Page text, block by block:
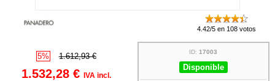
4.42/5 en 108 votos
5% 1.612,93 €
1.532,28 € IVA incl.
ID:17003
Disponible